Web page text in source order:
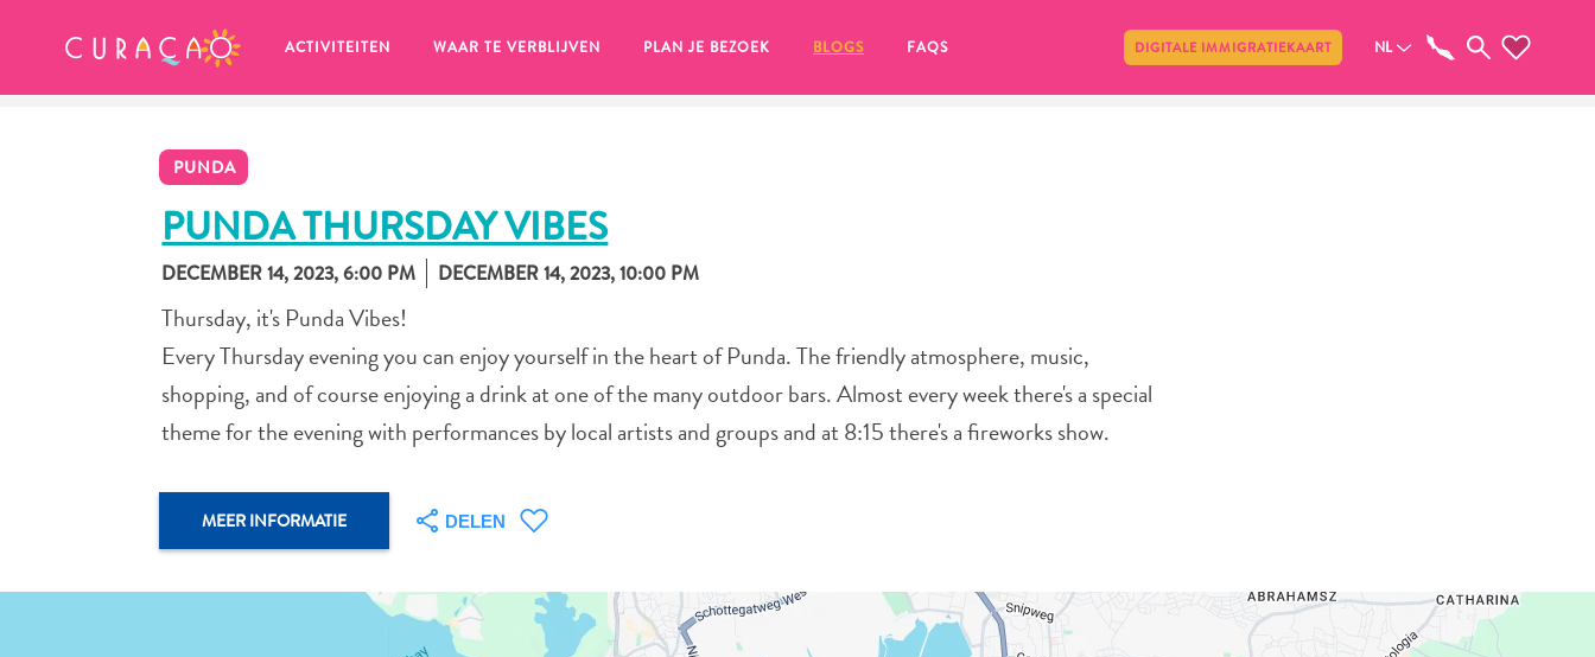
ACTIVITEITEN WAAR TE VERBLIJVEN PLAN JE BEZOEK BLOGS FAQS DIGITALE IMMIGRATIEKAART NL
PUNDA
PUNDA THURSDAY VIBES
DECEMBER 14, 2023, 6:00 PM DECEMBER 14, 2023, 10:00 PM
Thursday, it's Punda Vibes!
Every Thursday evening you can enjoy yourself in the heart of Punda. The friendly atmosphere, music,
shopping, and of course enjoying a drink at one of the many outdoor bars. Almost every week there's a special
theme for the evening with performances by local artists and groups and at 8:15 there's a fireworks show.
MEER INFORMATIE DELEN
MIJN FAVORIETEN Delen
favoriete plekken opgeslagen.